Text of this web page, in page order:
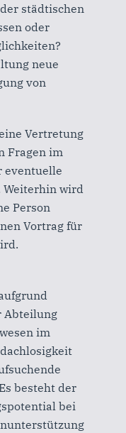
städtischen
oder
neue
von
Vertretung
Fragen im
eventuelle
Weiterhin wird
Person
Vortrag für
Abteilung
im
besteht der
bei